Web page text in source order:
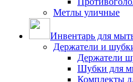
Метлы уличные
Инвентарь для
Держатели и
Держатели
Шубки для
Комплекты